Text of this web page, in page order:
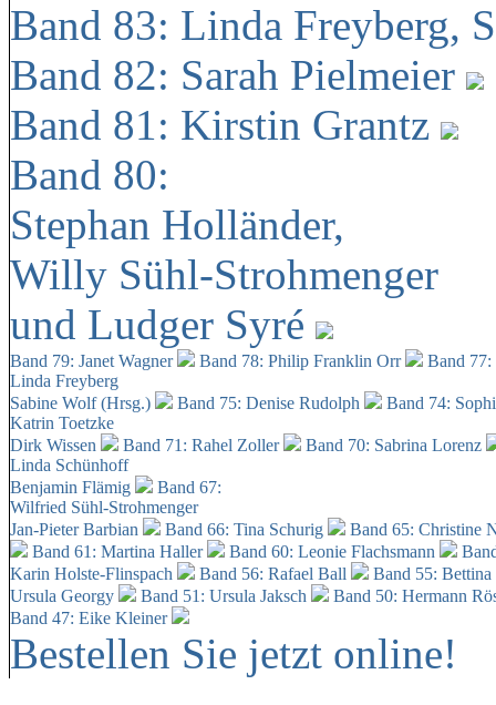
Band 83: Linda Freyberg,
Band 82: Sarah Pielmeier
Band 81: Kirstin Grantz
Band 80:
Stephan Holländer,
Willy Sühl-Strohmenger
und Ludger Syré
Band 79: Janet Wagner Band 78: Philip Franklin Orr
Band
Linda Freyberg
Sabine Wolf (Hrsg.)
Band 75: Denise Rudolph
Band 74:
Katrin Toetzke
Dirk Wissen
Band 71: Rahel Zoller
Band 70: Sabrina Lorenz
Linda Schünhoff
Benjamin Flämig
Band 67:
Wilfried Sühl-Strohmenger
Jan-Pieter Barbian
Band 66: Tina Schurig
Band 65: Christine
Band 61: Martina Haller
Band 60: Leonie Flachsmann
Karin Holste-Flinspach
Band 56: Rafael Ball
Band 55:
Ursula Georgy
Band 51: Ursula Jaksch Band 50: Hermann
Band 47: Eike Kleiner
Bestellen Sie jetzt online!